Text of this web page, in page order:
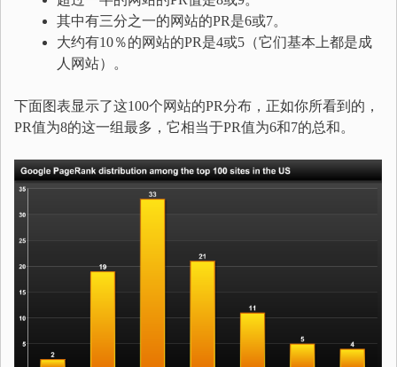
其中有三分之一的网站的PR是6或7。
大约有10％的网站的PR是4或5（它们基本上都是成
人网站）。
下面图表显示了这100个网站的PR分布，正如你所看到的，
PR值为8的这一组最多，它相当于PR值为6和7的总和。